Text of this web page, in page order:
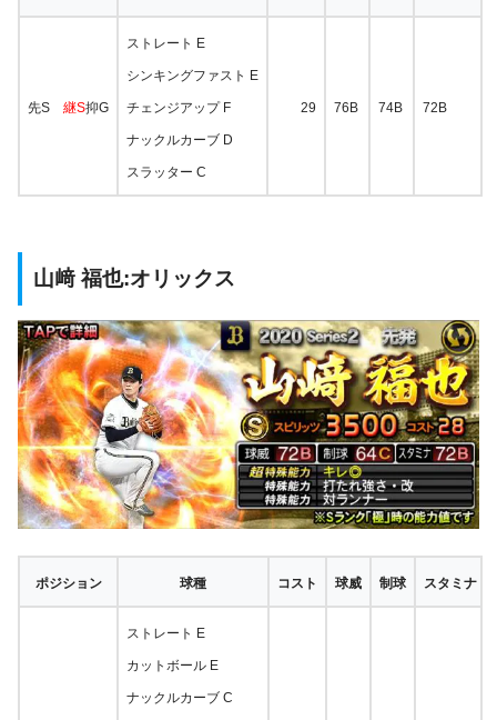
先S 継S抑G
ストレート E
シンキングファスト E
チェンジアップ F
ナックルカーブ D
スラッター C
29 76B 74B 72B
山﨑 福也:オリックス
ポジション 球種 コスト 球威 制球 スタミナ
ストレート E
カットボール E
ナックルカーブ C